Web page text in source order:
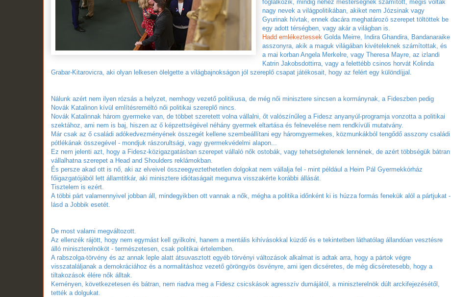
foglalkozik, mindig nehéz mesterségnek számított, mégis voltak
nagy nevek a világpolitikában, akiket nem Józsinak vagy
Gyurinak hívtak, ennek dacára meghatározó szerepet töltöttek be
egy adott térségben, vagy akár a világban is.
Hadd emlékeztessek Golda Meirre, Indira Ghandira, Bandanaraike
asszonyra, akik a maguk világában kivételeknek számítottak, és
a mai korban Angela Merkelre, vagy Theresa Mayre, az izlandi
Katrin Jakobsdottirra, vagy a felettébb csinos horvát Kolinda
Grabar-Kitarovicra, aki olyan lelkesen ölelgette a világbajnokságon jól szereplő csapat játékosait, hogy az felért egy különdíjjal.
Nálunk azért nem ilyen rózsás a helyzet, nemhogy vezető politikusa, de még női minisztere sincsen a kormánynak, a Fideszben pedig
Novák Katalinon kívül említésreméltó női politikai szereplő nincs.
Novák Katalinnak három gyermeke van, de többet szeretett volna vállalni, őt valószínűleg a Fidesz anyanyúl-programja vonzotta a politikai
szektához, ami nem is baj, hiszen az ő képzettségével néhány gyermek eltartása és felnevelése nem rendkívüli mutatvány.
Már csak az ő családi adókedvezményének összegét kellene szembeállítani egy háromgyermekes, közmunkákból tengődő asszony családi
pótlékának összegével - mondjuk rászorultsági, vagy gyermekvédelmi alapon...
Ez nem jelenti azt, hogy a Fidesz-közigazgatásban szerepet vállaló nők ostobák, vagy tehetségtelenek lennének, de azért többségük bátran
vállalhatna szerepet a Head and Shoulders reklámokban.
És persze akad ott is nő, aki az elveivel összeegyeztethetetlen dolgokat nem vállalja fel - mint például a Heim Pál Gyermekkórház
főigazgatójából lett államtitkár, aki minisztere idiótaságait megunva visszakérte korábbi állását.
Tisztelem is ezért.
A többi párt valamennyivel jobban áll, mindegyikben ott vannak a nők, mégha a politika időnként ki is húzza formás fenekük alól a pártjukat -
lásd a Jobbik esetét.
De most valami megváltozott.
Az ellenzék rájött, hogy nem egymást kell gyilkolni, hanem a mentális kihívásokkal küzdő és e tekintetben láthatólag állandóan vesztésre
álló miniszterelnököt - természetesen, csak politikai értelemben.
A rabszolga-törvény és az annak leple alatt átsuvasztott egyéb törvényi változások alkalmat is adtak arra, hogy a pártok végre
visszataláljanak a demokráciához és a normalitáshoz vezető göröngyös ösvényre, ami igen dicséretes, de még dicséretesebb, hogy a
tiltakozások élére nők álltak.
Keményen, következetesen és bátran, nem riadva meg a Fidesz csicskások agresszív dumájától, a miniszterelnök dúlt arckifejezésétől,
tették a dolgukat.